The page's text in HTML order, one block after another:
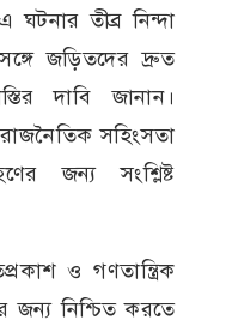
ঘটনার তীব্র নিন্দা
জড়িতদের দ্রুত
দাবি জানান।
সহিংসতা
জন্য সংশ্লিষ্ট
ও গণতান্ত্রিক
জন্য নিশ্চিত করতে